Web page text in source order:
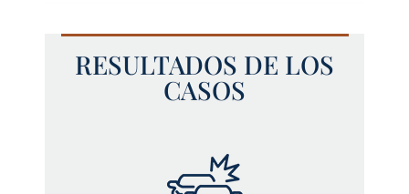
RESULTADOS DE LOS
CASOS